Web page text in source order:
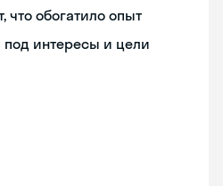
что обогатило опыт
под интересы и цели